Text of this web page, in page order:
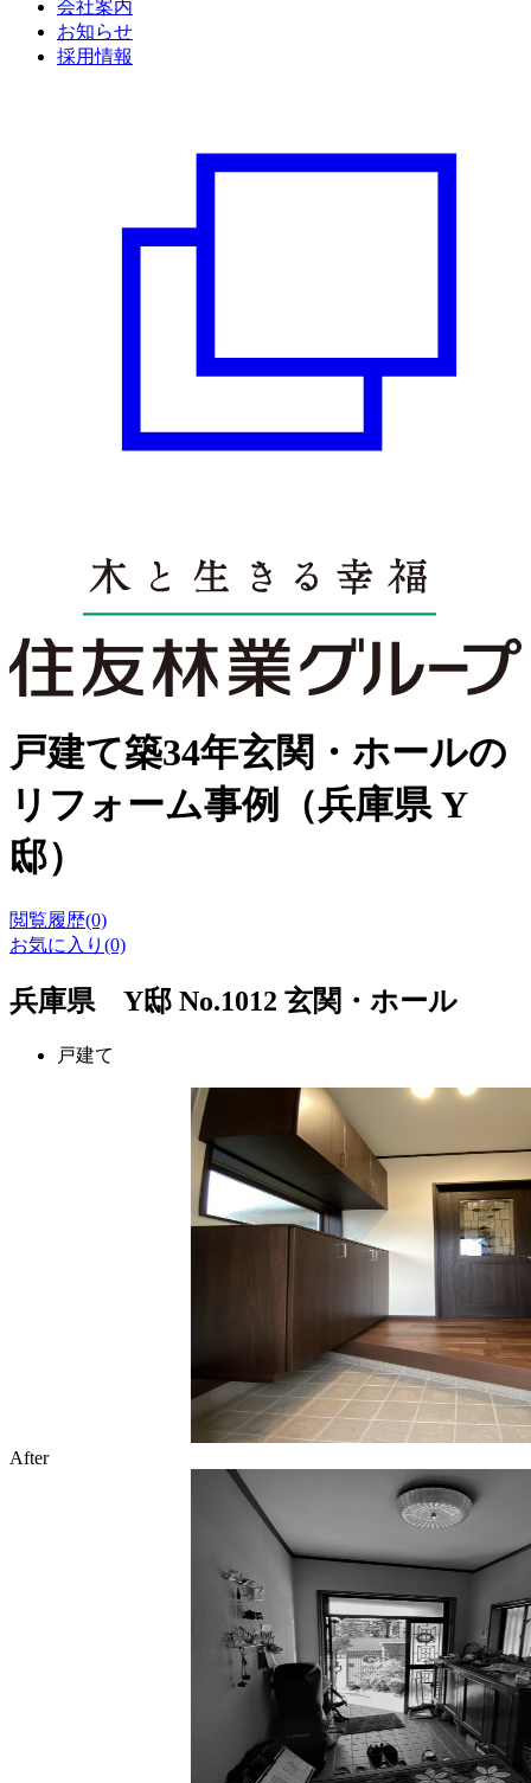
会社案内
お知らせ
採用情報
戸建て築34年玄関・ホールの
リフォーム事例（兵庫県 Y
邸）
閲覧履歴(0)
お気に入り(0)
兵庫県 Y邸 No.1012 玄関・ホール
戸建て
After